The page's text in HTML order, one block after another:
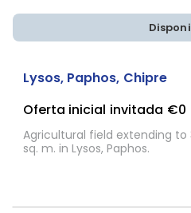
Lysos, Paphos, Chipre
Oferta inicial invitada €0
Agricultural field extending to
sq. m. in Lysos, Paphos.